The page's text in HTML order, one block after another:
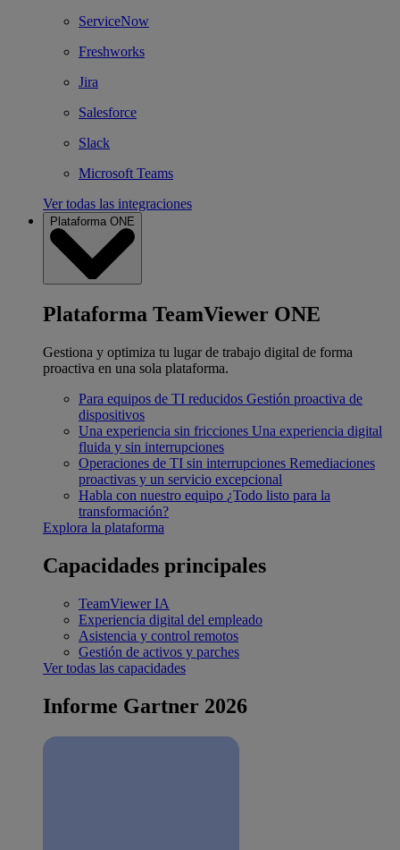
ServiceNow
Freshworks
Jira
Salesforce
Slack
Microsoft Teams
Ver todas las integraciones
Plataforma ONE
Plataforma TeamViewer ONE
Gestiona y optimiza tu lugar de trabajo digital de forma
proactiva en una sola plataforma.
Para equipos de TI reducidos Gestión proactiva de
dispositivos
Una experiencia sin fricciones Una experiencia digital
fluida y sin interrupciones
Operaciones de TI sin interrupciones Remediaciones
proactivas y un servicio excepcional
Habla con nuestro equipo ¿Todo listo para la
transformación?
Explora la plataforma
Capacidades principales
TeamViewer IA
Experiencia digital del empleado
Asistencia y control remotos
Gestión de activos y parches
Ver todas las capacidades
Informe Gartner 2026